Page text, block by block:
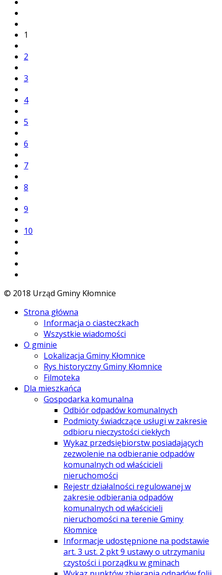
1
2
3
4
5
6
7
8
9
10
© 2018 Urząd Gminy Kłomnice
Strona główna
Informacja o ciasteczkach
Wszystkie wiadomości
O gminie
Lokalizacja Gminy Kłomnice
Rys historyczny Gminy Kłomnice
Filmoteka
Dla mieszkańca
Gospodarka komunalna
Odbiór odpadów komunalnych
Podmioty świadczące usługi w zakresie
odbioru nieczystości ciekłych
Wykaz przedsiębiorstw posiadających
zezwolenie na odbieranie odpadów
komunalnych od właścicieli
nieruchomości
Rejestr działalności regulowanej w
zakresie odbierania odpadów
komunalnych od właścicieli
nieruchomości na terenie Gminy
Kłomnice
Informacje udostępnione na podstawie
art. 3 ust. 2 pkt 9 ustawy o utrzymaniu
czystości i porządku w gminach